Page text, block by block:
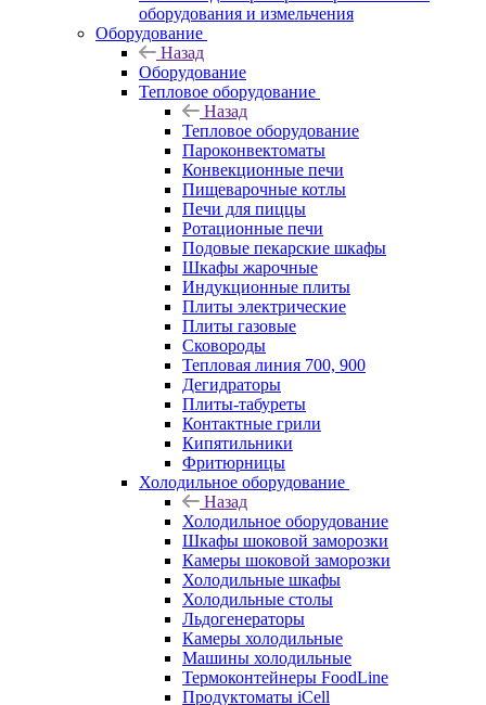
оборудования и измельчения
Оборудование
Назад
Оборудование
Тепловое оборудование
Назад
Тепловое оборудование
Пароконвектоматы
Конвекционные печи
Пищеварочные котлы
Печи для пиццы
Ротационные печи
Подовые пекарские шкафы
Шкафы жарочные
Индукционные плиты
Плиты электрические
Плиты газовые
Сковороды
Тепловая линия 700, 900
Дегидраторы
Плиты-табуреты
Контактные грили
Кипятильники
Фритюрницы
Холодильное оборудование
Назад
Холодильное оборудование
Шкафы шоковой заморозки
Камеры шоковой заморозки
Холодильные шкафы
Холодильные столы
Льдогенераторы
Камеры холодильные
Машины холодильные
Термоконтейнеры FoodLine
Продуктоматы iCell